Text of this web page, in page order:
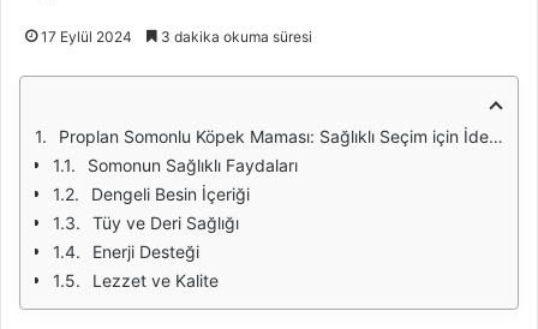
17 Eylül 2024 3 dakika okuma süresi
Proplan Somonlu Köpek Maması: Sağlıklı Seçim için İdeal Beslenme
Somonun Sağlıklı Faydaları
Dengeli Besin İçeriği
Tüy ve Deri Sağlığı
Enerji Desteği
Lezzet ve Kalite